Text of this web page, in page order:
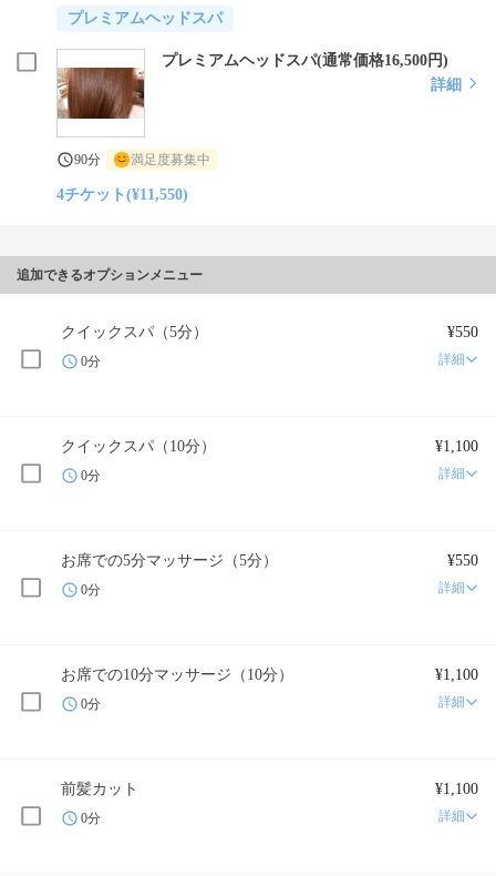
プレミアムヘッドスパ
プレミアムヘッドスパ(通常価格16,500円)
詳細
90分 満足度募集中
4チケット(¥11,550)
追加できるオプションメニュー
クイックスパ（5分） ¥550
0分 詳細
クイックスパ（10分） ¥1,100
0分 詳細
お席での5分マッサージ（5分） ¥550
0分 詳細
お席での10分マッサージ（10分） ¥1,100
0分 詳細
前髪カット ¥1,100
0分 詳細